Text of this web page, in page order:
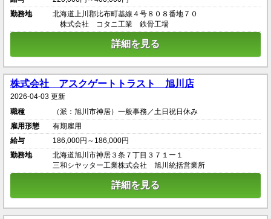
勤務地
北海道上川郡比布町基線４号８０８番地７０
株式会社 コタニ工業 鉄骨工場
詳細を見る
株式会社 アスクゲートトラスト 旭川店
2026-04-03 更新
職種
（派：旭川市神居）一般事務／土日祝日休み
雇用形態
有期雇用
給与
186,000円～186,000円
勤務地
北海道旭川市神居３条７丁目３７１ー１
三和シヤッター工業株式会社 旭川統括営業所
詳細を見る